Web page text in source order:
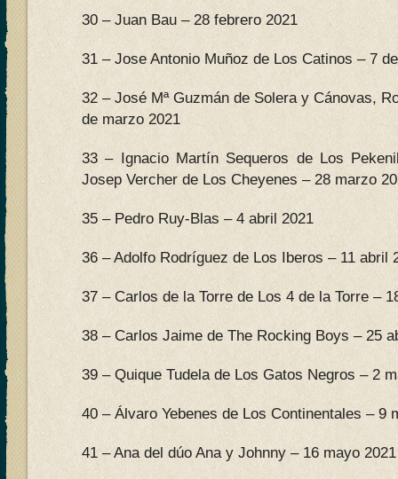
30 – Juan Bau – 28 febrero 2021
31 – Jose Antonio Muñoz de Los Catinos – 7
32 – José Mª Guzmán de Solera y Cánovas,
de marzo 2021
33 – Ignacio Martín Sequeros de Los
Josep Vercher de Los Cheyenes – 28 marzo
35 – Pedro Ruy-Blas – 4 abril 2021
36 – Adolfo Rodríguez de Los Iberos – 11 abril
37 – Carlos de la Torre de Los 4 de la Torre –
38 – Carlos Jaime de The Rocking Boys – 25
39 – Quique Tudela de Los Gatos Negros – 2
40 – Álvaro Yebenes de Los Continentales – 9
41 – Ana del dúo Ana y Johnny – 16 mayo 2021